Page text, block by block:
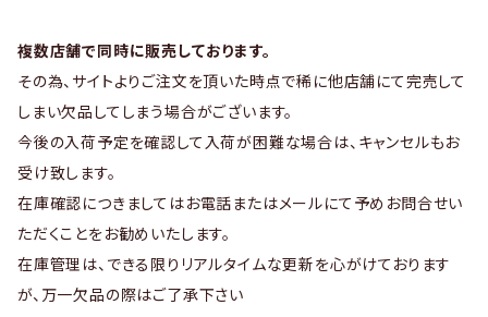
複数店舗で同時に販売しております。
その為、サイトよりご注文を頂いた時点で稀に他店舗にて完売して
しまい欠品してしまう場合がございます。
今後の入荷予定を確認して入荷が困難な場合は、キャンセルもお
受け致します。
在庫確認につきましてはお電話またはメールにて予めお問合せい
ただくことをお勧めいたします。
在庫管理は、できる限りリアルタイムな更新を心がけております
が、万一欠品の際はご了承下さい